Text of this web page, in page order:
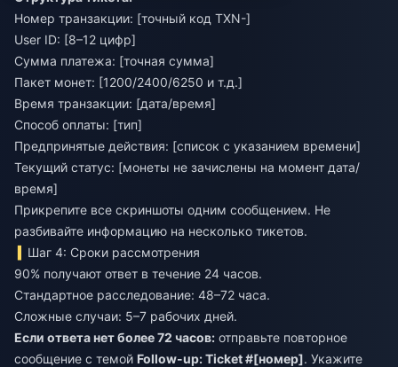
Номер транзакции: [точный код TXN-]
User ID: [8–12 цифр]
Сумма платежа: [точная сумма]
Пакет монет: [1200/2400/6250 и т.д.]
Время транзакции: [дата/время]
Способ оплаты: [тип]
Предпринятые действия: [список с указанием времени]
Текущий статус: [монеты не зачислены на момент дата/
время]
Прикрепите все скриншоты одним сообщением. Не
разбивайте информацию на несколько тикетов.
Шаг 4: Сроки рассмотрения
90% получают ответ в течение 24 часов.
Стандартное расследование: 48–72 часа.
Сложные случаи: 5–7 рабочих дней.
Если ответа нет более 72 часов: отправьте повторное
сообщение с темой Follow-up: Ticket #[номер]. Укажите